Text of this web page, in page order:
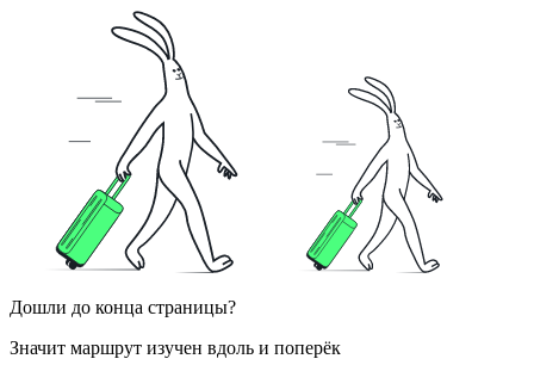
Дошли до конца страницы?
Значит маршрут изучен вдоль и поперёк